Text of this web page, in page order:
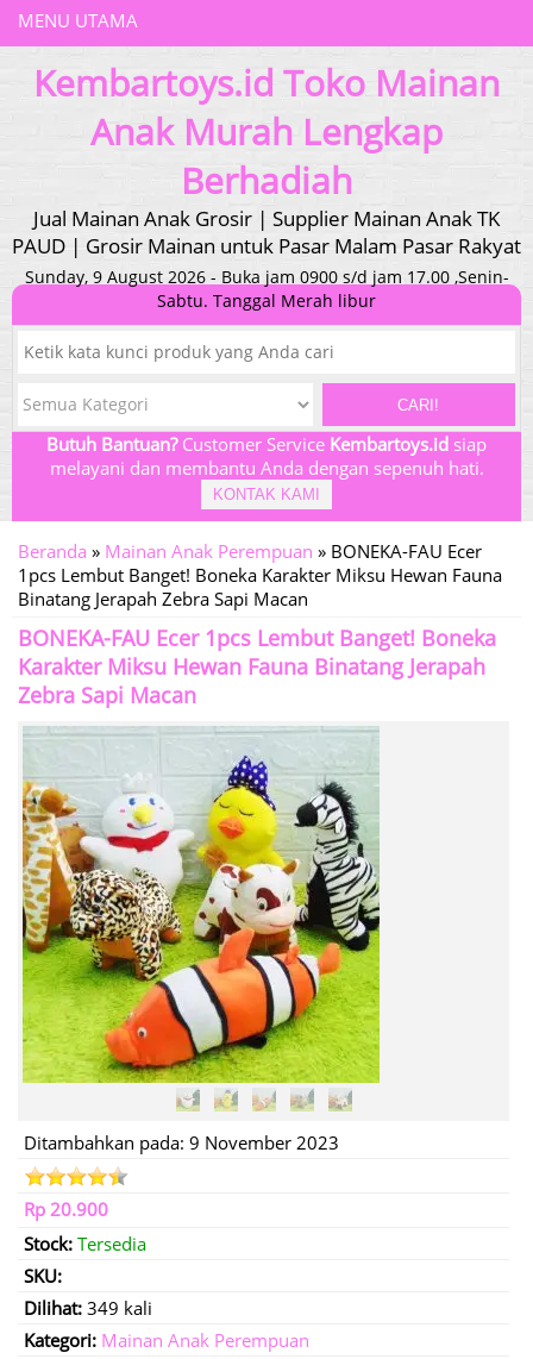
MENU UTAMA
Kembartoys.id Toko Mainan
Anak Murah Lengkap
Berhadiah
Jual Mainan Anak Grosir | Supplier Mainan Anak TK
PAUD | Grosir Mainan untuk Pasar Malam Pasar Rakyat
Sunday, 9 August 2026 - Buka jam 0900 s/d jam 17.00 ,Senin-
Sabtu. Tanggal Merah libur
CARI!
Butuh Bantuan?Customer Service Kembartoys.id siap
melayani dan membantu Anda dengan sepenuh hati.
KONTAK KAMI
Beranda » Mainan Anak Perempuan » BONEKA-FAU Ecer
1pcs Lembut Banget! Boneka Karakter Miksu Hewan Fauna
Binatang Jerapah Zebra Sapi Macan
BONEKA-FAU Ecer 1pcs Lembut Banget! Boneka
Karakter Miksu Hewan Fauna Binatang Jerapah
Zebra Sapi Macan
Ditambahkan pada: 9 November 2023
Rp 20.900
Stock: Tersedia
SKU:
Dilihat: 349 kali
Kategori: Mainan Anak Perempuan